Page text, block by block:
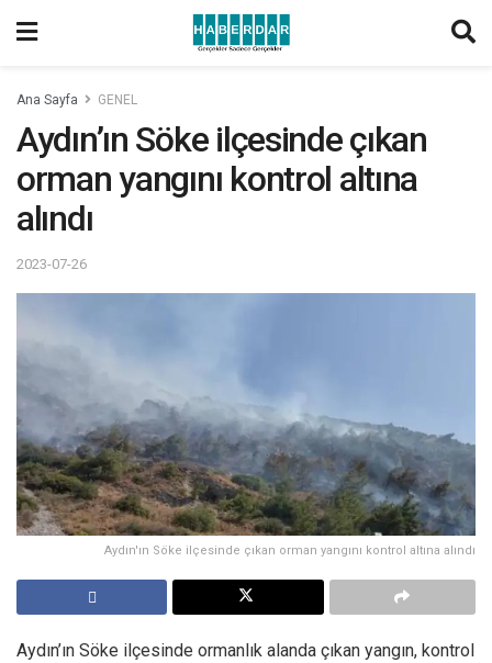
Ana Sayfa GENEL
Aydın’ın Söke ilçesinde çıkan
orman yangını kontrol altına
alındı
2023-07-26
Aydın'ın Söke ilçesinde çıkan orman yangını kontrol altına alındı
Aydın’ın Söke ilçesinde ormanlık alanda çıkan yangın, kontrol